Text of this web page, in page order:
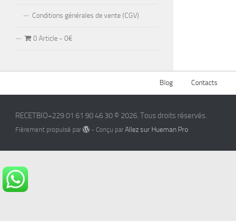
Conditions générales de vente (CGV)
0 Article 0€
Blog Contacts
RECETBIO+229 01 61 90 46 30 © 2026. Tous droits réservés.
Fièrement propulsé par - Conçu par Allez sur Hueman Pro